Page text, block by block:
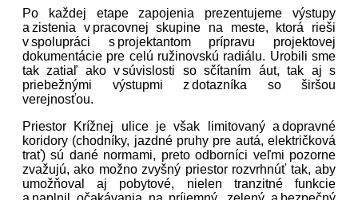
Po každej etape zapojenia prezentujeme výstupy
a zistenia v pracovnej skupine na meste, ktorá rieši
v spolupráci s projektantom prípravu projektovej
dokumentácie pre celú ružinovskú radiálu. Urobili sme
tak zatiaľ ako v súvislosti so sčítaním áut, tak aj s
priebežnými výstupmi z dotazníka so širšou
verejnosťou.
Priestor Krížnej ulice je však limitovaný a dopravné
koridory (chodníky, jazdné pruhy pre autá, električková
trať) sú dané normami, preto odborníci veľmi pozorne
zvažujú, ako možno zvyšný priestor rozvrhnúť tak, aby
umožňoval aj pobytové, nielen tranzitné funkcie